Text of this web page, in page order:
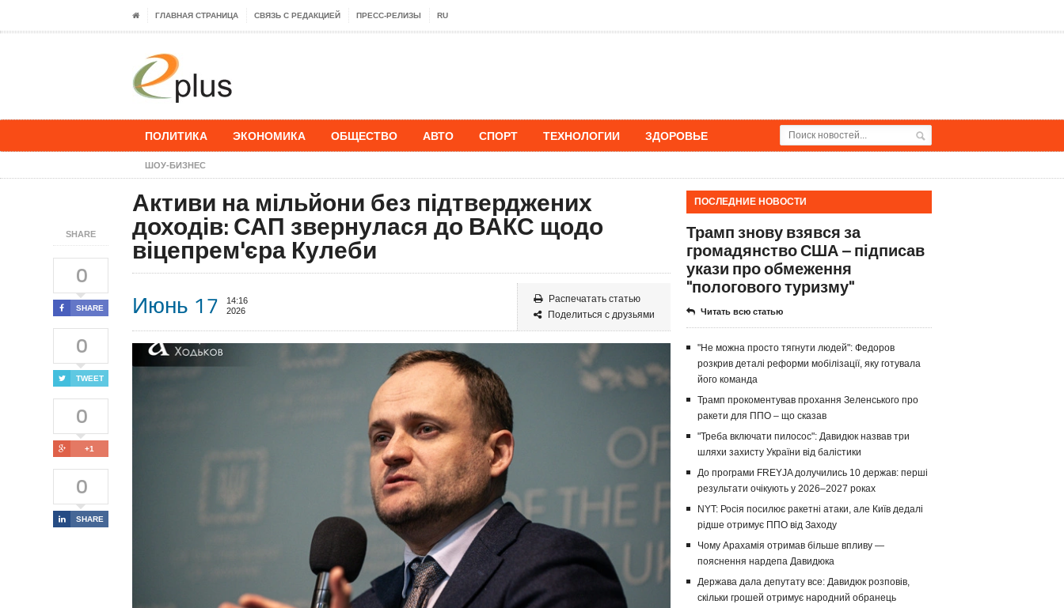
ГЛАВНАЯ СТРАНИЦА СВЯЗЬ С РЕДАКЦИЕЙ ПРЕСС-РЕЛИЗЫ RU
ПОЛИТИКА ЭКОНОМИКА ОБЩЕСТВО АВТО СПОРТ ТЕХНОЛОГИИ ЗДОРОВЬЕ
ШОУ-БИЗНЕС
SHARE
0
SHARE
0
TWEET
0
+1
0
SHARE
Активи на мільйони без підтверджених
доходів: САП звернулася до ВАКС щодо
віцепрем'єра Кулеби
Июнь 17
14:16
2026
Распечатать статью
Поделиться с друзьями
ПОСЛЕДНИЕ НОВОСТИ
Трамп знову взявся за
громадянство США – підписав
укази про обмеження
"пологового туризму"
Читать всю статью
"Не можна просто тягнути людей": Федоров
розкрив деталі реформи мобілізації, яку готувала
його команда
Трамп прокоментував прохання Зеленського про
ракети для ППО – що сказав
"Треба включати пилосос": Давидюк назвав три
шляхи захисту України від балістики
До програми FREYJA долучились 10 держав: перші
результати очікують у 2026–2027 роках
NYT: Росія посилює ракетні атаки, але Київ дедалі
рідше отримує ППО від Заходу
Чому Арахамія отримав більше впливу —
пояснення нардепа Давидюка
Держава дала депутату все: Давидюк розповів,
скільки грошей отримує народний обранець